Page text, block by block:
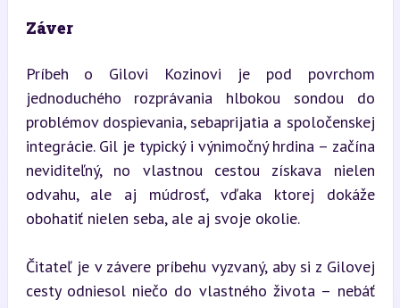
Záver
Príbeh o Gilovi Kozinovi je pod povrchom
jednoduchého rozprávania hlbokou sondou do
problémov dospievania, sebaprijatia a spoločenskej
integrácie. Gil je typický i výnimočný hrdina – začína
neviditeľný, no vlastnou cestou získava nielen
odvahu, ale aj múdrosť, vďaka ktorej dokáže
obohatiť nielen seba, ale aj svoje okolie.
Čitateľ je v závere príbehu vyzvaný, aby si z Gilovej
cesty odniesol niečo do vlastného života – nebáť